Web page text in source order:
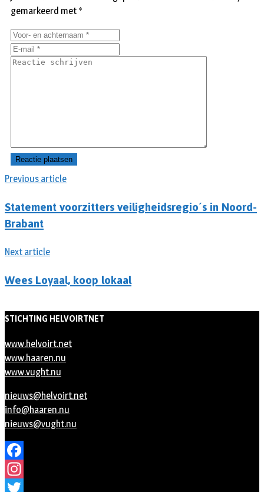
Previous article
Statement voorzitters veiligheidsregio´s in Noord-
Brabant
Next article
Wees Loyaal, koop lokaal
gemarkeerd met *
STICHTING HELVOIRTNET
www.helvoirt.net
www.haaren.nu
www.vught.nu
nieuws@helvoirt.net
info@haaren.nu
nieuws@vught.nu
Facebook
Instagram